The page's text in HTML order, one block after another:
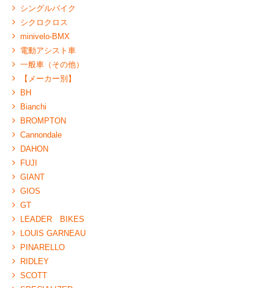
シングルバイク
シクロクロス
minivelo-BMX
電動アシスト車
一般車（その他）
【メーカー別】
BH
Bianchi
BROMPTON
Cannondale
DAHON
FUJI
GIANT
GIOS
GT
LEADER BIKES
LOUIS GARNEAU
PINARELLO
RIDLEY
SCOTT